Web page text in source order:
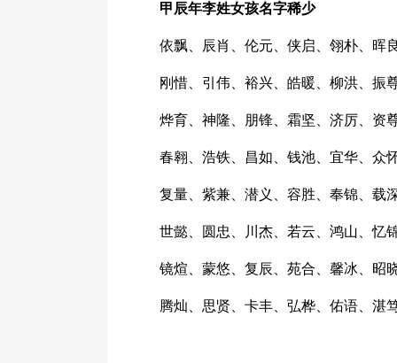
甲辰年李姓女孩名字稀少
依飘、辰肖、伦元、侠启、翎朴、晖良
刚惜、引伟、裕兴、皓暖、柳洪、振尊
烨育、神隆、朋锋、霜坚、济厉、资尊
春翱、浩铁、昌如、钱池、宜华、众怀
复量、紫兼、潜义、容胜、奉锦、载深
世懿、圆忠、川杰、若云、鸿山、忆锦
镜煊、蒙悠、复辰、苑合、馨冰、昭晓
腾灿、思贤、卡丰、弘桦、佑语、湛